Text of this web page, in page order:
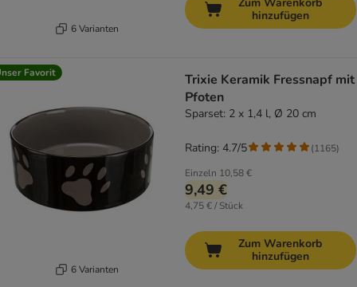
6 Varianten
hinzufügen
Favorit
6 Varianten
Trixie Keramik Fressnapf mit
Pfoten
Sparset: 2 x 1,4 l, Ø 20 cm
Einzeln 10,58 €
9,49 €
4,75 € / Stück
Rating: 4.7/5 (1165)
Zum Warenkorb
hinzufügen